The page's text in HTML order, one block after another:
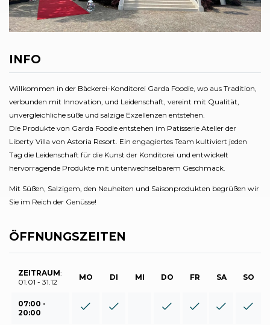
INFO
Willkommen in der Bäckerei-Konditorei Garda Foodie, wo aus Tradition,
verbunden mit Innovation, und Leidenschaft, vereint mit Qualität,
unvergleichliche süße und salzige Exzellenzen entstehen.
Die Produkte von Garda Foodie entstehen im Patisserie Atelier der
Liberty Villa von Astoria Resort. Ein engagiertes Team kultiviert jeden
Tag die Leidenschaft für die Kunst der Konditorei und entwickelt
hervorragende Produkte mit unterwechselbarem Geschmack.
Mit Süßen, Salzigem, den Neuheiten und Saisonprodukten begrüßen wir
Sie im Reich der Genüsse!
ÖFFNUNGSZEITEN
ZEITRAUM:
01.01 - 31.12
MO DI MI DO FR SA SO
07:00 -
20:00